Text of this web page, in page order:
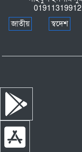
01911319912
জাতীয়
স্বদেশ